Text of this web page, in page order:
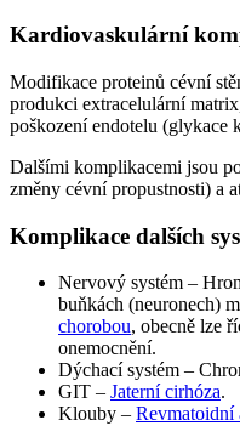
Kardiovaskulární
Modifikace proteinů cévní
produkci extracelulární
poškození endotelu (glykace
Dalšími komplikacemi jsou
změny cévní propustnosti) a
Komplikace dalších
Nervový systém –
buňkách (neuronech)
chorobou, obecně lze
onemocnění.
Dýchací systém –
GIT – Jaterní cirhóza.
Klouby – Revmatoidní